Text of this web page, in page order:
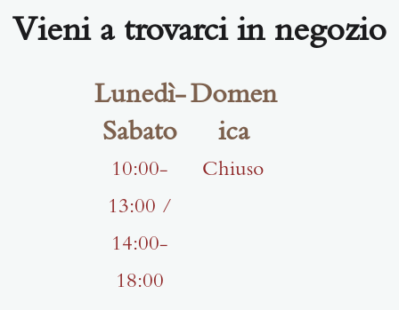
Vieni a trovarci in negozio
Lunedì-
Sabato
10:00-
13:00 /
14:00-
18:00
Domen
ica
Chiuso